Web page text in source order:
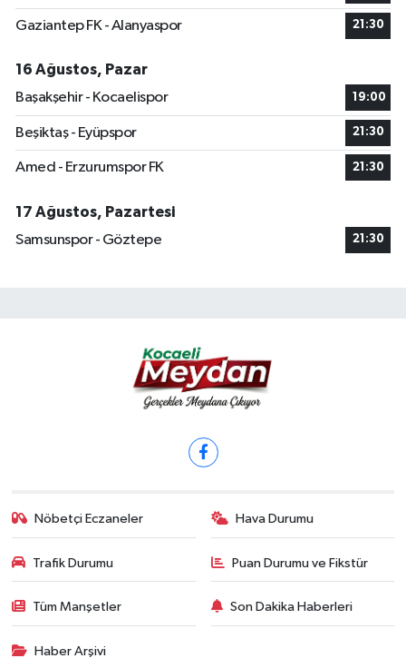
Gaziantep FK - Alanyaspor 21:30
16 Ağustos, Pazar
Başakşehir - Kocaelispor
19:00
Beşiktaş - Eyüpspor 21:30
Amed - Erzurumspor FK 21:30
17 Ağustos, Pazartesi
Samsunspor - Göztepe
21:30
Nöbetçi Eczaneler Hava Durumu
Trafik Durumu Puan Durumu ve Fikstür
Tüm Manşetler Son Dakika Haberleri
Haber Arşivi